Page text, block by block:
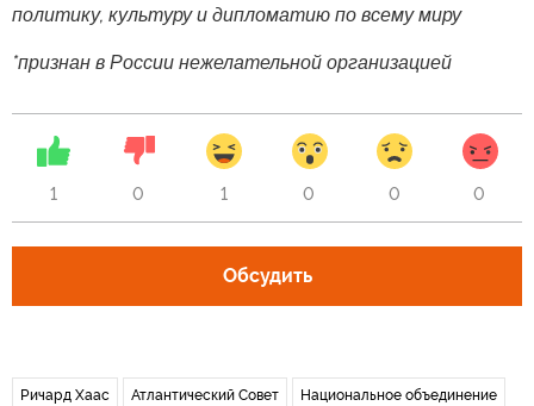
политику, культуру и дипломатию по всему миру
*признан в России нежелательной организацией
1 0 1 0 0 0
Обсудить
Ричард Хаас Атлантический Совет Национальное объединение